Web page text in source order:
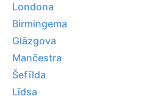
Londona
Birmingema
Glāzgova
Mančestra
Šefīlda
Līdsa